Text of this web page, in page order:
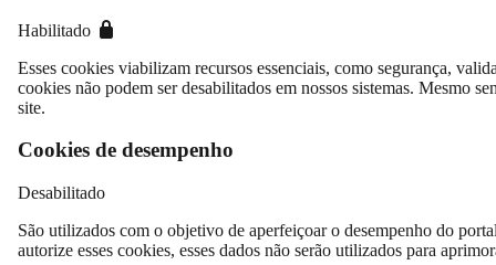
Habilitado
Esses cookies viabilizam recursos essenciais, como segurança,
cookies não podem ser desabilitados em nossos sistemas. Mesmo
site.
Cookies de desempenho
Desabilitado
São utilizados com o objetivo de aperfeiçoar o desempenho do
autorize esses cookies, esses dados não serão utilizados para